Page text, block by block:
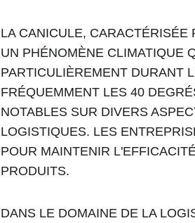
LA CANICULE,
UN PHÉNOMÈNE CLIMATIQUE
PARTICULIÈREMENT DURANT
FRÉQUEMMENT LES 40
NOTABLES SUR DIVERS
LOGISTIQUES. LES
POUR MAINTENIR
PRODUITS.
DANS LE DOMAINE DE LA